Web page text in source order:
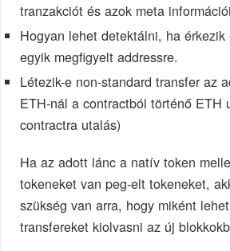
tranzakciót és azok meta
Hogyan lehet detektálni, ha
egyik megfigyelt addressre.
Létezik-e non-standard transfer az
ETH-nál a contractból történő ETH
contractra utalás)
Ha az adott lánc a natív token
tokeneket van peg-elt tokeneket,
szükség van arra, hogy miként
transfereket kiolvasni az új